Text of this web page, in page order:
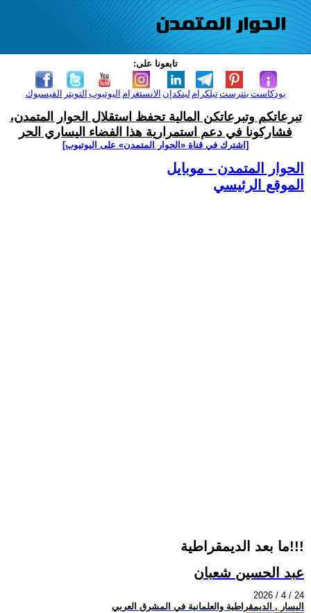
تابعونا على:
الفيسبوك التويتر اليوتيوب الانستغرام لينكدإن تيلكرامبنترست بودكاست
تبرعاتكم وتبرعاتكن المالية تحفظ استقلال الحوار المتمدن،
فشاركونا في دعم استمرارية هذا الفضاء اليساري الحر
[اشترك في قناة ‫«الحوار المتمدن» على اليوتيوب]
الحوار المتمدن - موبايل
الموقع الرئيسي
ما بعد الديمقراطية!!!
عبد الحسين شعبان
2026 / 4 / 24
اليسار , الديمقراطية والعلمانية في المشرق العربي